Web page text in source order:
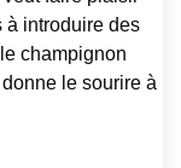
à introduire des
champignon
le sourire à